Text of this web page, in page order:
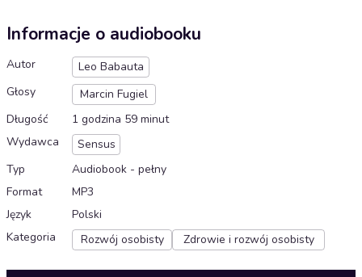
Informacje o audiobooku
Autor
Leo Babauta
Głosy
Marcin Fugiel
Długość
1 godzina 59 minut
Wydawca
Sensus
Typ
Audiobook - pełny
Format
MP3
Język
Polski
Kategoria
Rozwój osobisty Zdrowie i rozwój osobisty